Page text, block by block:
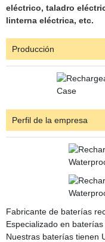
eléctrico, taladro
linterna eléctrica, etc.
Producción
Perfil de la empresa
Fabricante de baterías
Especializado en
Nuestras baterías tienen